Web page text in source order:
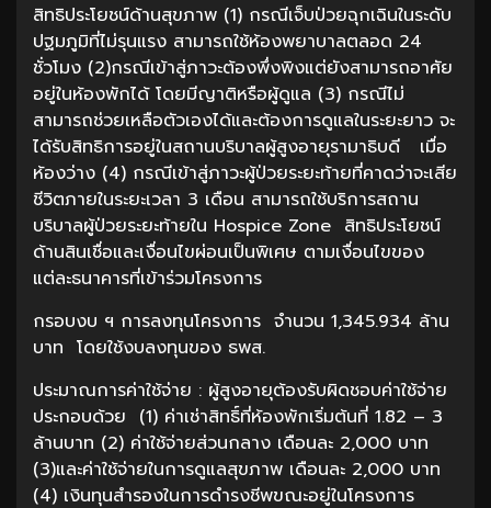
สิทธิประโยชน์ด้านสุขภาพ (1) กรณีเจ็บป่วยฉุกเฉินในระดับ
ปฐมภูมิที่ไม่รุนแรง สามารถใช้ห้องพยาบาลตลอด 24
ชั่วโมง (2)กรณีเข้าสู่ภาวะต้องพึ่งพิงแต่ยังสามารถอาศัย
อยู่ในห้องพักได้ โดยมีญาติหรือผู้ดูแล (3) กรณีไม่
สามารถช่วยเหลือตัวเองได้และต้องการดูแลในระยะยาว จะ
ได้รับสิทธิการอยู่ในสถานบริบาลผู้สูงอายุรามาธิบดี เมื่อ
ห้องว่าง (4) กรณีเข้าสู่ภาวะผู้ป่วยระยะท้ายที่คาดว่าจะเสีย
ชีวิตภายในระยะเวลา 3 เดือน สามารถใช้บริการสถาน
บริบาลผู้ป่วยระยะท้ายใน Hospice Zone สิทธิประโยชน์
ด้านสินเชื่อและเงื่อนไขผ่อนเป็นพิเศษ ตามเงื่อนไขของ
แต่ละธนาคารที่เข้าร่วมโครงการ
กรอบงบ ฯ การลงทุนโครงการ จำนวน 1,345.934 ล้าน
บาท โดยใช้งบลงทุนของ ธพส.
ประมาณการค่าใช้จ่าย : ผู้สูงอายุต้องรับผิดชอบค่าใช้จ่าย
ประกอบด้วย (1) ค่าเช่าสิทธิ์ที่ห้องพักเริ่มต้นที่ 1.82 – 3
ล้านบาท (2) ค่าใช้จ่ายส่วนกลาง เดือนละ 2,000 บาท
(3)และค่าใช้จ่ายในการดูแลสุขภาพ เดือนละ 2,000 บาท
(4) เงินทุนสำรองในการดำรงชีพขณะอยู่ในโครงการ